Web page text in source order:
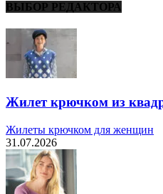
ВЫБОР РЕДАКТОРА
Жилет крючком из
Жилеты крючком для женщин
31.07.2026